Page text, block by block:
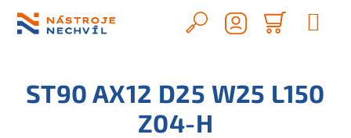
obsah
Hledat
košík
ST90 AX12 D25 W25 L150
Z04-H